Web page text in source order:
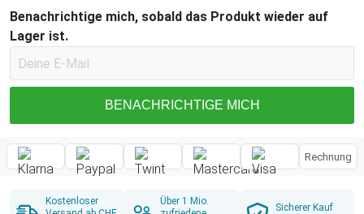
Benachrichtige mich, sobald das Produkt wieder auf
Lager ist.
BENACHRICHTIGE MICH
Rechnung
Kostenloser
Über 1 Mio.
Sicherer Kauf